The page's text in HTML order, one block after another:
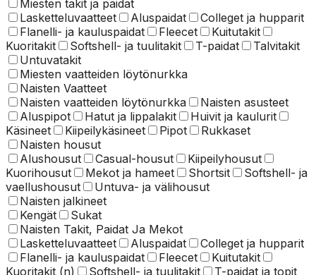
Miesten takit ja paidat
Lasketteluvaatteet
Aluspaidat
Colleget ja hupparit
Flanelli- ja kauluspaidat
Fleecet
Kuitutakit
Kuoritakit
Softshell- ja tuulitakit T-paidat
Talvitakit
Untuvatakit
Miesten vaatteiden löytönurkka
Naisten Vaatteet
Naisten vaatteiden löytönurkka
Naisten asusteet
Aluspipot
Hatut ja lippalakit
Huivit ja kaulurit
Käsineet
Kiipeilykäsineet Pipot
Rukkaset
Naisten housut
Alushousut
Casual-housut
Kiipeilyhousut
Kuorihousut
Mekot ja hameet Shortsit
Softshell- ja
vaellushousut
Untuva- ja välihousut
Naisten jalkineet
Kengät
Sukat
Naisten Takit, Paidat Ja Mekot
Lasketteluvaatteet
Aluspaidat
Colleget ja hupparit
Flanelli- ja kauluspaidat
Fleecet
Kuitutakit
Kuoritakit (n)
Softshell- ja tuulitakit
T-paidat ja topit